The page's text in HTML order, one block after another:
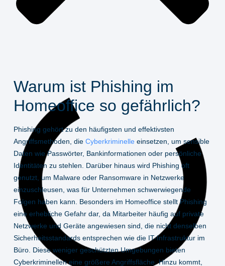
Warum ist Phishing im
Homeoffice so gefährlich?
Phishing gehört zu den häufigsten und effektivsten
Angriffsmethoden, die Cyberkriminelle einsetzen, um sensible
Daten wie Passwörter, Bankinformationen oder persönliche
Identitäten zu stehlen. Darüber hinaus wird Phishing oft
genutzt, um Malware oder Ransomware in Netzwerke
einzuschleusen, was für Unternehmen schwerwiegende
Folgen haben kann. Besonders im Homeoffice stellt Phishing
eine erhebliche Gefahr dar, da Mitarbeiter häufig auf private
Netzwerke und Geräte angewiesen sind, die nicht denselben
Sicherheitsstandards entsprechen wie die IT-Infrastruktur im
Büro. Diese weniger geschützten Umgebungen bieten
Cyberkriminellen eine größere Angriffsfläche. Hinzu kommt,